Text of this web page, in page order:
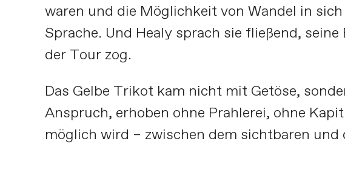
waren und die Möglichkeit von Wandel in
Sprache. Und Healy sprach sie fließend,
der Tour zog.
Das Gelbe Trikot kam nicht mit Getöse,
Anspruch, erhoben ohne Prahlerei, ohne
möglich wird – zwischen dem sichtbaren